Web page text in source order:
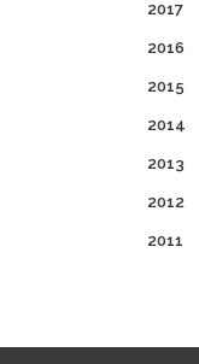
2017
2016
2015
2014
2013
2012
2011